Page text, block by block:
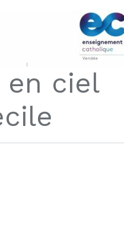
en ciel